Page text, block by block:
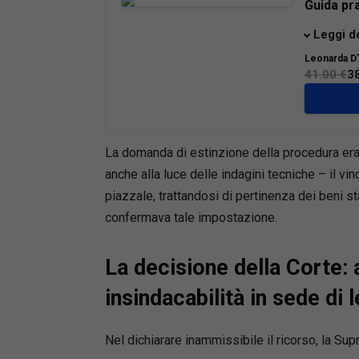
Guida
La
il
possibili
azione
La
con gli
Leggi
Leonarda
41.00 €
La domanda di estinzione della procedura
anche alla luce delle indagini tecniche – il
piazzale, trattandosi di pertinenza dei beni
confermava tale impostazione.
La decisione della
insindacabilità in sede di
Nel dichiarare inammissibile il ricorso, la